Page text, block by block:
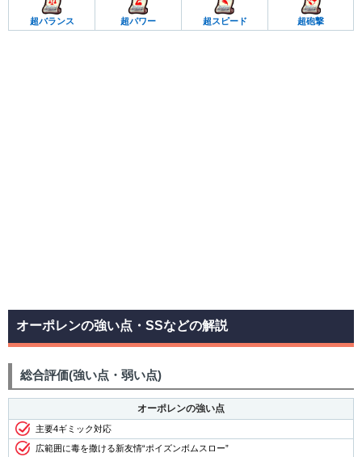
超バランス 超パワー 超スピード 超砲撃
オーポレンの強い点・SSなどの解説
総合評価(強い点・弱い点)
オーポレンの強い点
主要4ギミック対応
広範囲に毒を撒ける新友情“ポイズンボムスロー”